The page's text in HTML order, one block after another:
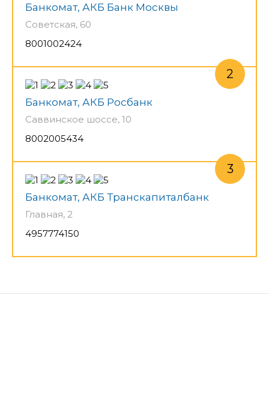
Банкомат, АКБ Банк Москвы
Советская, 60
8001002424
Банкомат, АКБ Росбанк
Саввинское шоссе, 10
8002005434
Банкомат, АКБ Транскапиталбанк
Главная, 2
4957774150